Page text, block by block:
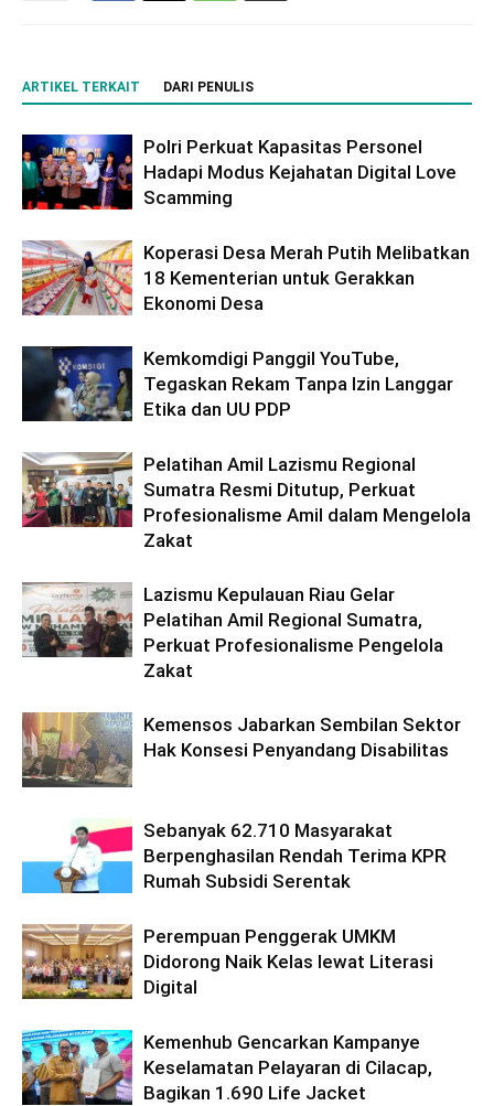
ARTIKEL TERKAIT DARI PENULIS
Polri Perkuat Kapasitas Personel
Hadapi Modus Kejahatan Digital Love
Scamming
Koperasi Desa Merah Putih Melibatkan
18 Kementerian untuk Gerakkan
Ekonomi Desa
Kemkomdigi Panggil YouTube,
Tegaskan Rekam Tanpa Izin Langgar
Etika dan UU PDP
Pelatihan Amil Lazismu Regional
Sumatra Resmi Ditutup, Perkuat
Profesionalisme Amil dalam Mengelola
Zakat
Lazismu Kepulauan Riau Gelar
Pelatihan Amil Regional Sumatra,
Perkuat Profesionalisme Pengelola
Zakat
Kemensos Jabarkan Sembilan Sektor
Hak Konsesi Penyandang Disabilitas
Sebanyak 62.710 Masyarakat
Berpenghasilan Rendah Terima KPR
Rumah Subsidi Serentak
Perempuan Penggerak UMKM
Didorong Naik Kelas lewat Literasi
Digital
Kemenhub Gencarkan Kampanye
Keselamatan Pelayaran di Cilacap,
Bagikan 1.690 Life Jacket